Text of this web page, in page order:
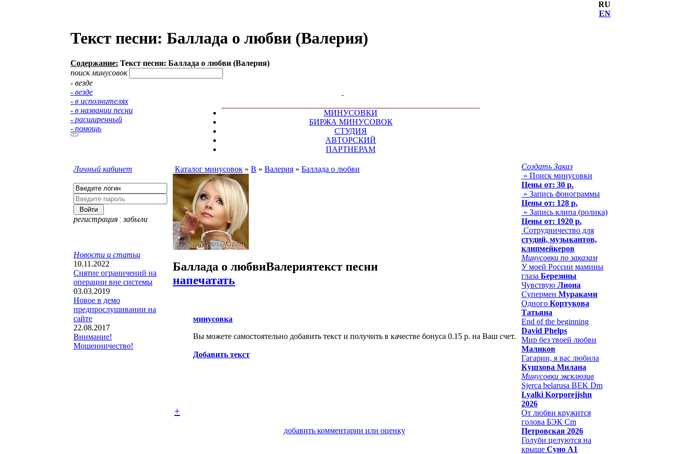
RU
EN
Текст песни: Баллада о любви (Валерия)
Содержание: Текст песни: Баллада о любви (Валерия)
поиск минусовок
- везде
- везде
- в исполнителях
- в названии песни
- расширенный
- помощь
МИНУСОВКИ
БИРЖА МИНУСОВОК
СТУДИЯ
АВТОРСКИЙ
ПАРТНЕРАМ
Личный кабинет
регистрация ¦ забыли
Новости и статьи
10.11.2022
Снятие ограничений на
операции вне системы
03.03.2019
Новое в демо
предпрослушивании на
сайте
22.08.2017
Внимание!
Мошенничество!
Каталог минусовок » В » Валерия » Баллада о любви
Баллада о любвиВалериятекст песни
напечатать
минусовка
Вы можете самостоятельно добавить текст и получить в качестве бонуса 0.15 р. на Ваш счет.
Добавить текст
+
добавить комментарии или оценку
Создать Заказ
» Поиск минусовки
Цены от: 30 р.
» Запись фонограммы
Цены от: 128 р.
» Запись клипа (ролика)
Цены от: 1920 р.
Сотрудничество для
студий, музыкантов,
клипмейкеров
Минусовки по заказам
У моей России мамины
глаза Березины
Чувствую Лиона
Супермен Мураками
Одного Кортукова
Татьяна
End of the beginning
David Phelps
Мир без твоей любви
Маликов
Гагарин, я вас любила
Кушхова Милана
Минусовки эксклюзив
Sjerca belarusa BEK Dm
Lyalki Korporejjshn
2026
От любви кружится
голова БЭК Cm
Петровская 2026
Голуби целуются на
крыше Суно А1